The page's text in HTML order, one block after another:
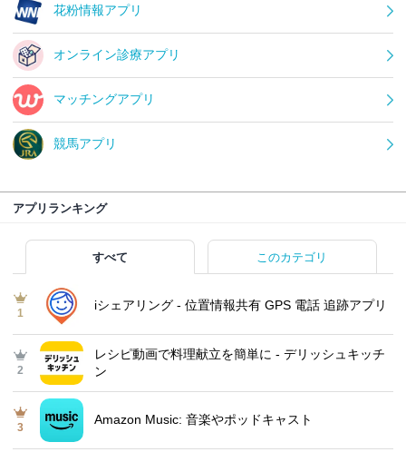
花粉情報アプリ
オンライン診療アプリ
マッチングアプリ
競馬アプリ
アプリランキング
すべて このカテゴリ
1
iシェアリング - 位置情報共有 GPS 電話 追跡アプリ
2
レシピ動画で料理献立を簡単‪に - デリッシュキッチ
ン
3
Amazon Music: 音楽やポッドキャスト